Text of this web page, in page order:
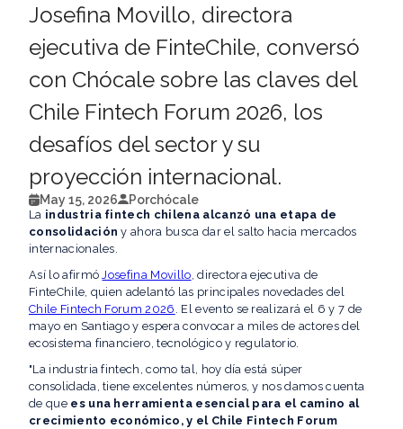
Josefina Movillo, directora
ejecutiva de FinteChile, conversó
con Chócale sobre las claves del
Chile Fintech Forum 2026, los
desafíos del sector y su
proyección internacional.
May 15, 2026 Porchócale
La industria fintech chilena alcanzó una etapa de
consolidación y ahora busca dar el salto hacia mercados
internacionales.
Así lo afirmóJosefina Movillo , directora ejecutiva de
FinteChile, quien adelantó las principales novedades del
Chile Fintech Forum 2026 . El evento se realizará el 6 y 7 de
mayo en Santiago y espera convocar a miles de actores del
ecosistema financiero, tecnológico y regulatorio.
"La industria fintech, como tal, hoy día está súper
consolidada, tiene excelentes números, y nos damos cuenta
de que es una herramienta esencial para el camino al
crecimiento económico, y el Chile Fintech Forum